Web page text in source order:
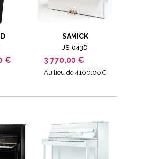
€
SAMICK
JS-043D
3 770,00 €
Au lieu de 4100.00€